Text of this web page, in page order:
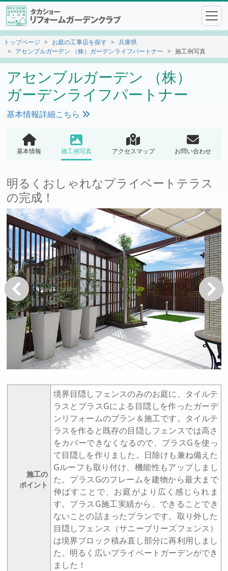
トップページ お庭の工事店を探す
兵庫県
アセンブルガーデン （株）ガーデンライフパートナー
施工例写真
アセンブルガーデン （株）
ガーデンライフパートナー
基本情報詳細こちら
基本情報 施工例写真 アクセスマップ お問い合わせ
明るくおしゃれなプライベートテラス
の完成！
戻る 次へ
施工の
ポイント
境界目隠しフェンスのみのお庭に、タイルテ
ラスとプラスGによる目隠しを作ったガーデ
ンリフォームのプラン＆施工です。タイルテ
ラスを作ると既存の目隠しフェンスでは高さ
をカバーできなくなるので、プラスGを使っ
て目隠しを作りました。日除けも兼ね備えた
Gルーフも取り付け、機能性もアップしまし
た。プラスGのフレームを建物から最大まで
伸ばすことで、お庭がより広く感じられま
す。プラスG施工実績から、できることでき
ないことの詰まったプランです。取り外した
目隠しフェンス（サニーブリーズフェンス）
は境界ブロック積み直し部分に再利用しまし
た。明るく広いプライベートガーデンができ
ました！